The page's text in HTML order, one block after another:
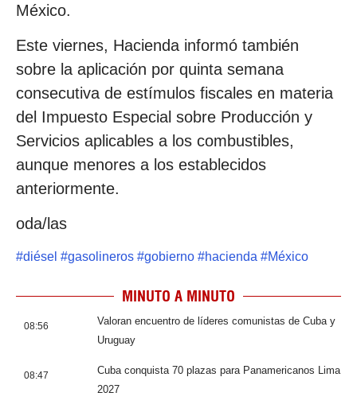
México.
Este viernes, Hacienda informó también
sobre la aplicación por quinta semana
consecutiva de estímulos fiscales en materia
del Impuesto Especial sobre Producción y
Servicios aplicables a los combustibles,
aunque menores a los establecidos
anteriormente.
oda/las
#diésel #gasolineros #gobierno #hacienda #México
MINUTO A MINUTO
08:56
Valoran encuentro de líderes comunistas de Cuba y
Uruguay
08:47
Cuba conquista 70 plazas para Panamericanos Lima
2027